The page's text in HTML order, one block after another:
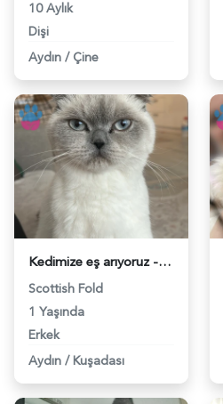
10 Aylık
Dişi
Aydın / Çine
Kedimize eş arıyoruz - 118981088
Scottish Fold
1 Yaşında
Erkek
Aydın / Kuşadası